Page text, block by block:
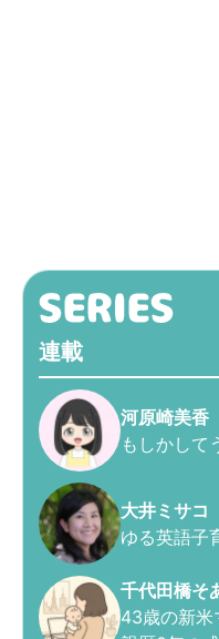
連載
河原崎美香
もしかして
大井ミサコ
ゆる英語子
千代田橋そ
43歳の新米